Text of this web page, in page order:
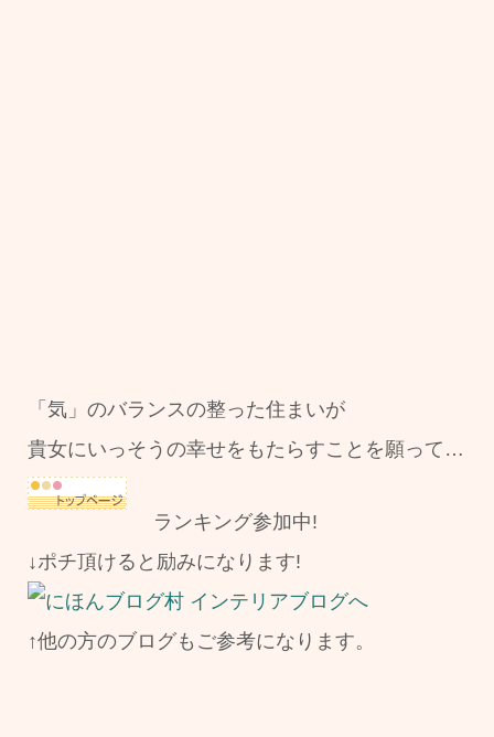
「気」のバランスの整った住まいが
貴女にいっそうの幸せをもたらすことを願って…
ランキング参加中!
↓ポチ頂けると励みになります!
↑他の方のブログもご参考になります。